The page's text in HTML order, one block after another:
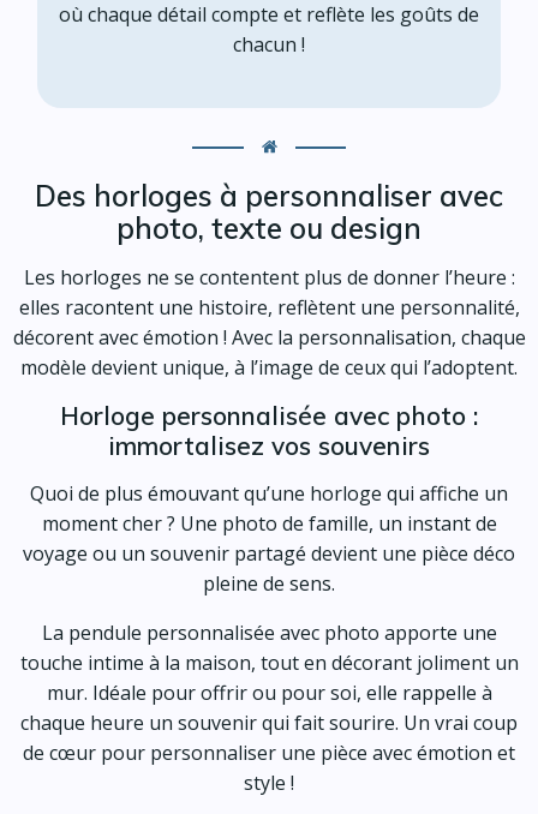
où chaque détail compte et reflète les goûts de
chacun !
Des horloges à personnaliser avec
photo, texte ou design
Les horloges ne se contentent plus de donner l’heure :
elles racontent une histoire, reflètent une personnalité,
décorent avec émotion ! Avec la personnalisation, chaque
modèle devient unique, à l’image de ceux qui l’adoptent.
Horloge personnalisée avec photo :
immortalisez vos souvenirs
Quoi de plus émouvant qu’une horloge qui affiche un
moment cher ? Une photo de famille, un instant de
voyage ou un souvenir partagé devient une pièce déco
pleine de sens.
La pendule personnalisée avec photo apporte une
touche intime à la maison, tout en décorant joliment un
mur. Idéale pour offrir ou pour soi, elle rappelle à
chaque heure un souvenir qui fait sourire. Un vrai coup
de cœur pour personnaliser une pièce avec émotion et
style !